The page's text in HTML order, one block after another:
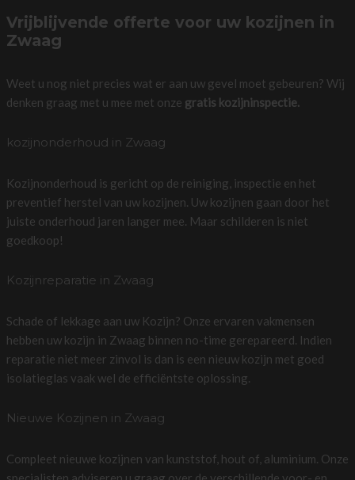
Vrijblijvende offerte voor uw kozijnen in
Zwaag
Weet u nog niet precies wat er aan uw gevel moet gebeuren? Wij
denken graag met u mee met onze gratis kozijninspectie.
kozijnonderhoud in Zwaag
Kozijnonderhoud is gericht op de reiniging, inspectie en het
preventief herstel van uw kozijnen. Uw kozijnen gaan door het
juiste onderhoud jaren langer mee. Maar schilderen is niet
goedkoop!
Kozijnreparatie in Zwaag
Schade of lekkage aan uw Kozijn? Onze ervaren vakmensen
hebben uw kozijn in Zwaag binnen no-time gerepareerd. Indien
reparatie niet meer zinvol is dan is een nieuw kozijn met goed
isolatieglas vaak wel de efficiëntste oplossing.
Nieuwe Kozijnen in Zwaag
Compleet nieuwe kozijnen van kunststof, hout of, aluminium. Onze